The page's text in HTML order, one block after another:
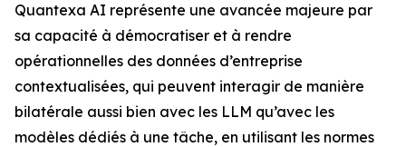
Quantexa AI représente une avancée majeure par
sa capacité à démocratiser et à rendre
opérationnelles des données d’entreprise
contextualisées, qui peuvent interagir de manière
bilatérale aussi bien avec les LLM qu’avec les
modèles dédiés à une tâche, en utilisant les normes